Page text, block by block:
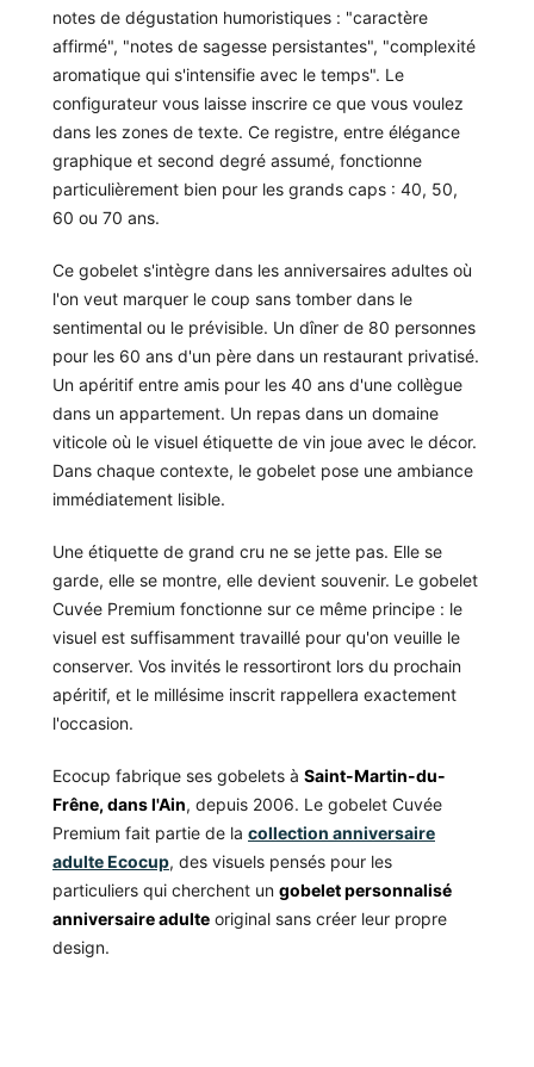
notes de dégustation humoristiques : "caractère
affirmé", "notes de sagesse persistantes", "complexité
aromatique qui s'intensifie avec le temps". Le
configurateur vous laisse inscrire ce que vous voulez
dans les zones de texte. Ce registre, entre élégance
graphique et second degré assumé, fonctionne
particulièrement bien pour les grands caps : 40, 50,
60 ou 70 ans.
Ce gobelet s'intègre dans les anniversaires adultes où
l'on veut marquer le coup sans tomber dans le
sentimental ou le prévisible. Un dîner de 80 personnes
pour les 60 ans d'un père dans un restaurant privatisé.
Un apéritif entre amis pour les 40 ans d'une collègue
dans un appartement. Un repas dans un domaine
viticole où le visuel étiquette de vin joue avec le décor.
Dans chaque contexte, le gobelet pose une ambiance
immédiatement lisible.
Une étiquette de grand cru ne se jette pas. Elle se
garde, elle se montre, elle devient souvenir. Le gobelet
Cuvée Premium fonctionne sur ce même principe : le
visuel est suffisamment travaillé pour qu'on veuille le
conserver. Vos invités le ressortiront lors du prochain
apéritif, et le millésime inscrit rappellera exactement
l'occasion.
Ecocup fabrique ses gobelets à Saint-Martin-du-
Frêne, dans l'Ain, depuis 2006. Le gobelet Cuvée
Premium fait partie de la collection anniversaire
adulte Ecocup, des visuels pensés pour les
particuliers qui cherchent un gobelet personnalisé
anniversaire adulte original sans créer leur propre
design.